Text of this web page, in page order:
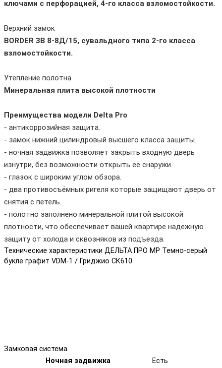
ключами с перфорацией, 4-го класса взломостойкости.
Верхний замок
BORDER ЗВ 8-8Д/15, сувальдного типа 2-го класса
взломостойкости.
Утепление полотна
Минеральная плита высокой плотности
Преимущества модели Delta Pro
- антикоррозийная защита.
- замок нижний цилиндровый высшего класса защиты.
- ночная задвижка позволяет закрыть входную дверь
изнутри, без возможности открыть её снаружи.
- глазок с широким углом обзора.
- два противосъёмных ригеля которые защищают дверь от
снятия с петель.
- полотно заполнено минеральной плитой высокой
плотности, что обеспечивает вашей квартире надежную
защиту от холода и сквозняков из подъезда.
Технические характеристики ДЕЛЬТА ПРО MP Темно-серый
букле графит VDM-1 / Гриджио СК610
Замковая система
Ночная задвижка
Есть